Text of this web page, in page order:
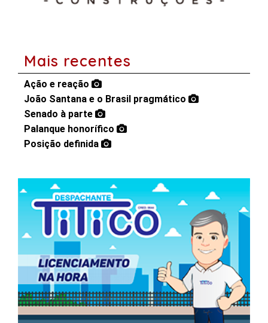
Mais recentes
Ação e reação
João Santana e o Brasil pragmático
Senado à parte
Palanque honorífico
Posição definida